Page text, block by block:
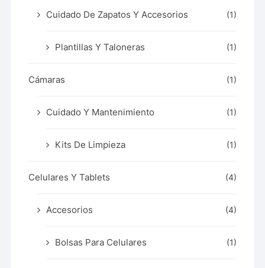
Cuidado De Zapatos Y Accesorios (1)
Plantillas Y Taloneras (1)
Cámaras (1)
Cuidado Y Mantenimiento (1)
Kits De Limpieza (1)
Celulares Y Tablets (4)
Accesorios (4)
Bolsas Para Celulares (1)